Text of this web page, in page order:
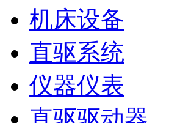
机床设备
直驱系统
仪器仪表